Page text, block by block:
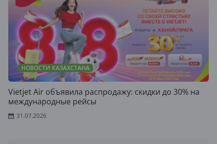
НОВОСТИ КАЗАХСТАНА
Vietjet Air объявила распродажу: скидки до 30% на
международные рейсы
31.07.2026